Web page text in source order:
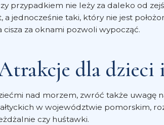
przypadkiem nie leży za daleko od
jednocześnie taki, który nie jest
za oknami pozwoli wypocząć.
dla dzieci
nad morzem, zwróć także uwagę
w województwie pomorskim,
czy huśtawki.